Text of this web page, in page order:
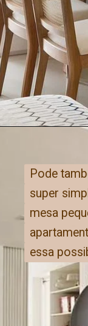
Pode
super
mesa
essa
Pode
super
mesa
essa